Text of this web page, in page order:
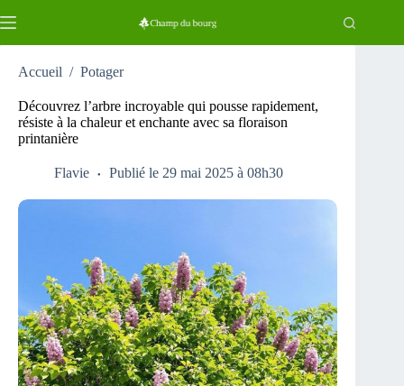
au
Accueil / Potager
Découvrez l’arbre incroyable qui pousse rapidement,
résiste à la chaleur et enchante avec sa floraison
printanière
Flavie Publié le 29 mai 2025 à 08h30